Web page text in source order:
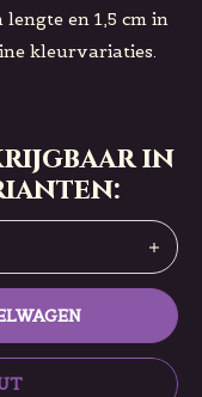
en 1,5 cm in
kleurvariaties.
in